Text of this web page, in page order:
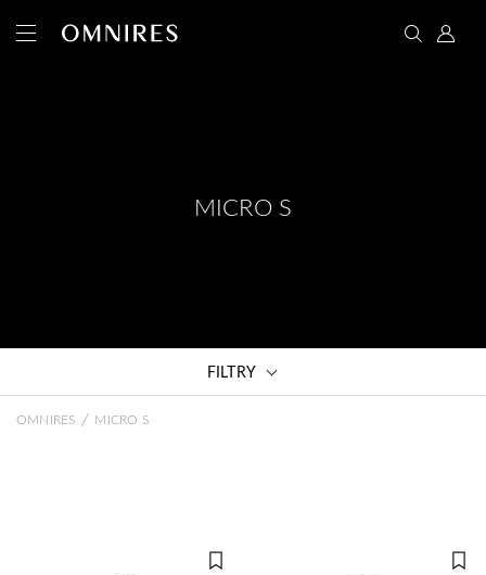
MICRO S
FILTRY
OMNIRES / MICRO S